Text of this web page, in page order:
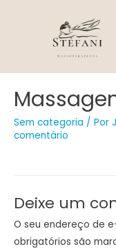
Sem categoria / Por
comentário
Deixe um
O seu endereço de
obrigatórios são